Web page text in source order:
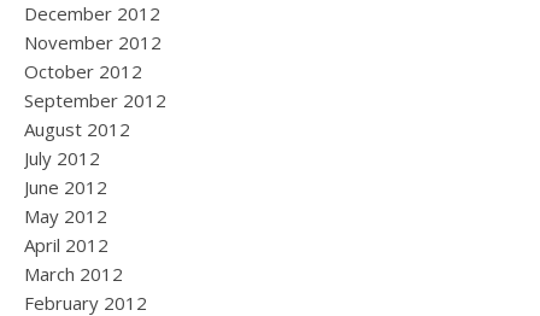
December 2012
November 2012
October 2012
September 2012
August 2012
July 2012
June 2012
May 2012
April 2012
March 2012
February 2012